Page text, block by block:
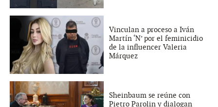
Vinculan a proceso a Iván
Martín ‘N’ por el feminicidio
de la influencer Valeria
Márquez
Sheinbaum se reúne con
Pietro Parolin y dialogan